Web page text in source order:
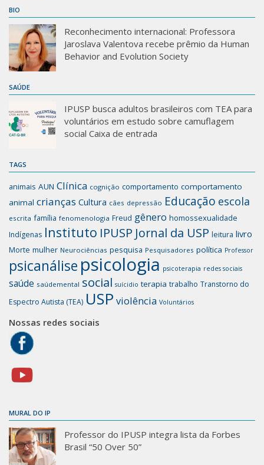
BIO
Reconhecimento internacional: Professora
Jaroslava Valentova recebe prêmio da Human
Behavior and Evolution Society
SAÚDE
IPUSP busca adultos brasileiros com TEA para
voluntários em estudo sobre camuflagem
social Caixa de entrada
TAGS
animais AUN Clínica cognição comportamento comportamento
animal crianças Cultura cães depressão Educação escola
escrita família fenomenologia Freud gênero homossexualidade
Indígenas Instituto IPUSP Jornal da USP leitura livro
Morte mulher Neurociências pesquisa Pesquisadores política Professor
psicanálise psicologia psicoterapia redes sociais
saúde saúdemental social suícidio terapia trabalho Transtorno do
Espectro Autista (TEA) USP violência Voluntários
Nossas redes sociais
MURAL DO IP
Professor do IPUSP integra lista da Forbes
Brasil “50 Over 50”